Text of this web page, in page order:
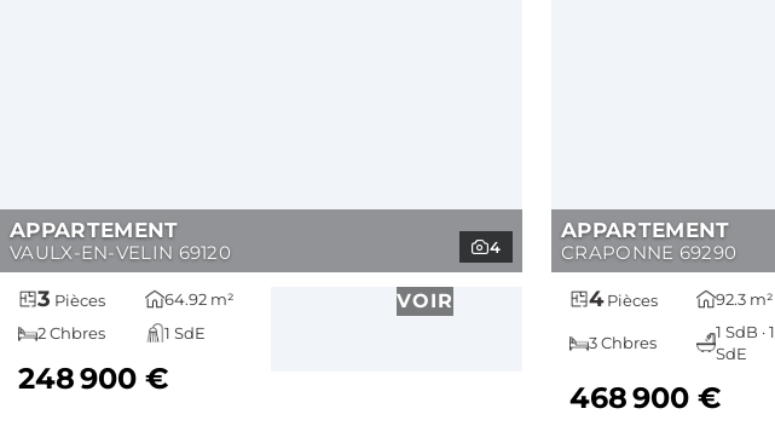
4
APPARTEMENT
VAULX-EN-VELIN 69120
3 Pièces
64.92 m²
2 Chbres
1 SdE
248 900 €
VOIR
APPARTEMENT
CRAPONNE 69290
4Pièces 92.3 m²
3 Chbres
1 SdB · 1
SdE
468 900 €